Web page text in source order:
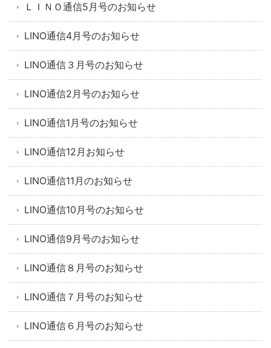
ＬＩＮＯ通信5月号のお知らせ
LINO通信4月号のお知らせ
LINO通信３月号のお知らせ
LINO通信2月号のお知らせ
LINO通信1月号のお知らせ
LINO通信12月お知らせ
LINO通信11月のお知らせ
LINO通信10月号のお知らせ
LINO通信9月号のお知らせ
LINO通信８月号のお知らせ
LINO通信７月号のお知らせ
LINO通信６月号のお知らせ